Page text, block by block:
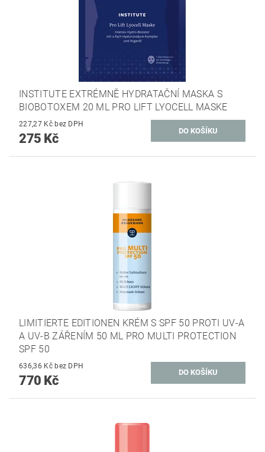
INSTITUTE EXTRÉMNĚ HYDRATAČNÍ MASKA S
BIOBOTOXEM 20 ML PRO LIFT LYOCELL MASKE
227,27 Kč bez DPH
275 Kč
LIMITIERTE EDITIONEN KRÉM S SPF 50 PROTI UV-A
A UV-B ZÁŘENÍM 50 ML PRO MULTI PROTECTION
SPF 50
636,36 Kč bez DPH
770 Kč